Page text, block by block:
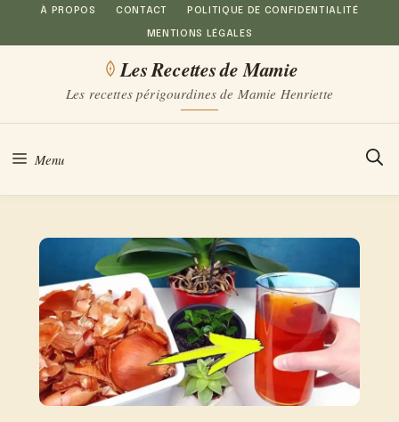
Aller
au
À PROPOS CONTACT POLITIQUE DE CONFIDENTIALITÉ
MENTIONS LÉGALES
Les Recettes de Mamie
Les recettes périgourdines de Mamie Henriette
Menu